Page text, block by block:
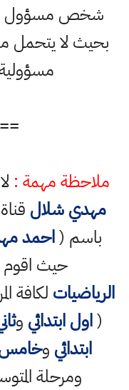
شخص مسؤول عن
بحيث لا يتحمل
ملاحظة مهمة :
مهدي شلال
باسم (احمد
حيث
الرياضيات لكافة
(اول ابتدائي و
ابتدائي وخامس
ومرحلة